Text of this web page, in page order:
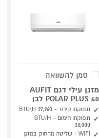
סמן להשוואה
מזגן עילי דגם AUFIT
POLAR PLUS 40 לבן
תפוקת קירור - 27,960 BTU\H
תפוקת חימום - BTU/H
30,000
WIFI - שליטה מרחוק במזגן